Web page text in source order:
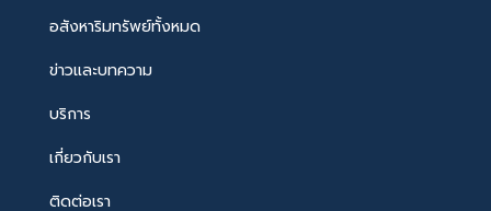
อสังหาริมทรัพย์ทั้งหมด
ข่าวและบทความ
บริการ
เกี่ยวกับเรา
ติดต่อเรา